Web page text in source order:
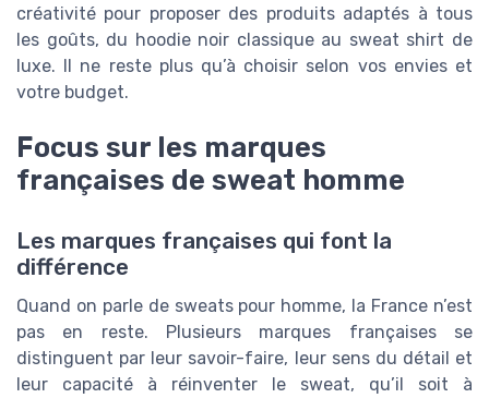
créativité pour proposer des produits adaptés à tous
les goûts, du hoodie noir classique au sweat shirt de
luxe. Il ne reste plus qu’à choisir selon vos envies et
votre budget.
Focus sur les marques
françaises de sweat homme
Les marques françaises qui font la
différence
Quand on parle de sweats pour homme, la France n’est
pas en reste. Plusieurs marques françaises se
distinguent par leur savoir-faire, leur sens du détail et
leur capacité à réinventer le sweat, qu’il soit à